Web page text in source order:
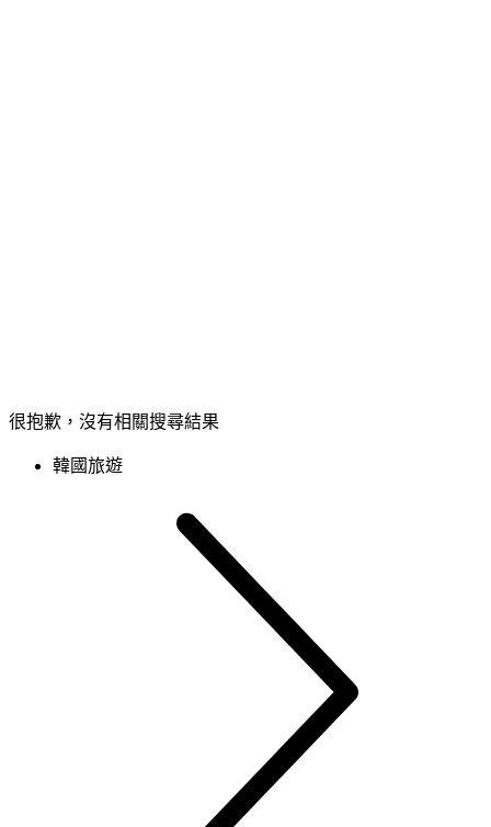
很抱歉，沒有相關搜尋結果
韓國旅遊